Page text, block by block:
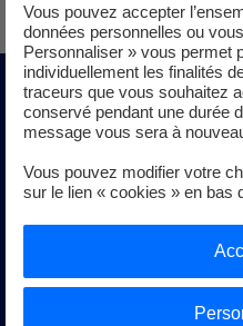
Notre
nos clients et
La R&D joue un rôle majeur
technologie du flottant. Les
différentes technologies
notamment sur des
Vous pouvez accepter
données personnelles ou
Personnaliser » vous permet
individuellement les finalités
traceurs que vous souhaitez
conservé pendant une durée
message vous sera à
Vous pouvez modifier votre
sur le lien « cookies » en bas